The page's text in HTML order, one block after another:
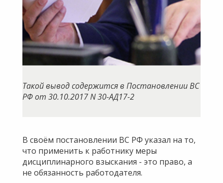
Такой вывод содержится в Постановлении ВС
РФ от 30.10.2017 N 30-АД17-2
В своём постановлении ВС РФ указал на то,
что применить к работнику меры
дисциплинарного взыскания - это право, а
не обязанность работодателя.